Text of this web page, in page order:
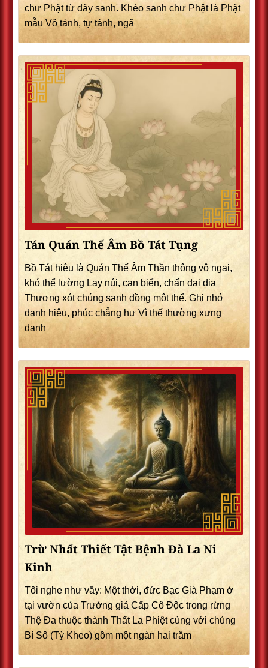
chư Phật từ đây sanh. Khéo sanh chư Phật là Phật
mẫu Vô tánh, tự tánh, ngã
Tán Quán Thế Âm Bồ Tát Tụng
Bồ Tát hiệu là Quán Thế Âm Thần thông vô ngại,
khó thể lường Lay núi, cạn biển, chấn đại địa
Thương xót chúng sanh đồng một thể. Ghi nhớ
danh hiệu, phúc chẳng hư Vì thế thường xưng
danh
Trừ Nhất Thiết Tật Bệnh Đà La Ni
Kinh
Tôi nghe như vầy: Một thời, đức Bạc Già Phạm ở
tại vườn của Trưởng giả Cấp Cô Độc trong rừng
Thệ Đa thuộc thành Thất La Phiệt cùng với chúng
Bí Sô (Tỳ Kheo) gồm một ngàn hai trăm